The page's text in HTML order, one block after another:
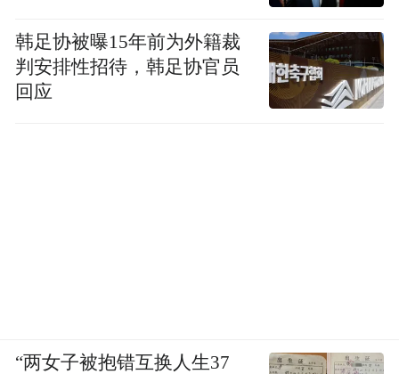
韩足协被曝15年前为外籍裁
判安排性招待，韩足协官员
回应
“两女子被抱错互换人生37